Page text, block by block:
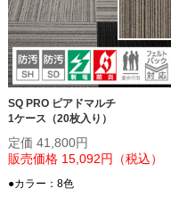
SQ PRO ピアドマルチ
1ケース（20枚入り）
定価 41,800円
販売価格 15,092円（税込）
●カラー：8色